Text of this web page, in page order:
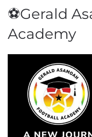
⚽Gerald
Academy